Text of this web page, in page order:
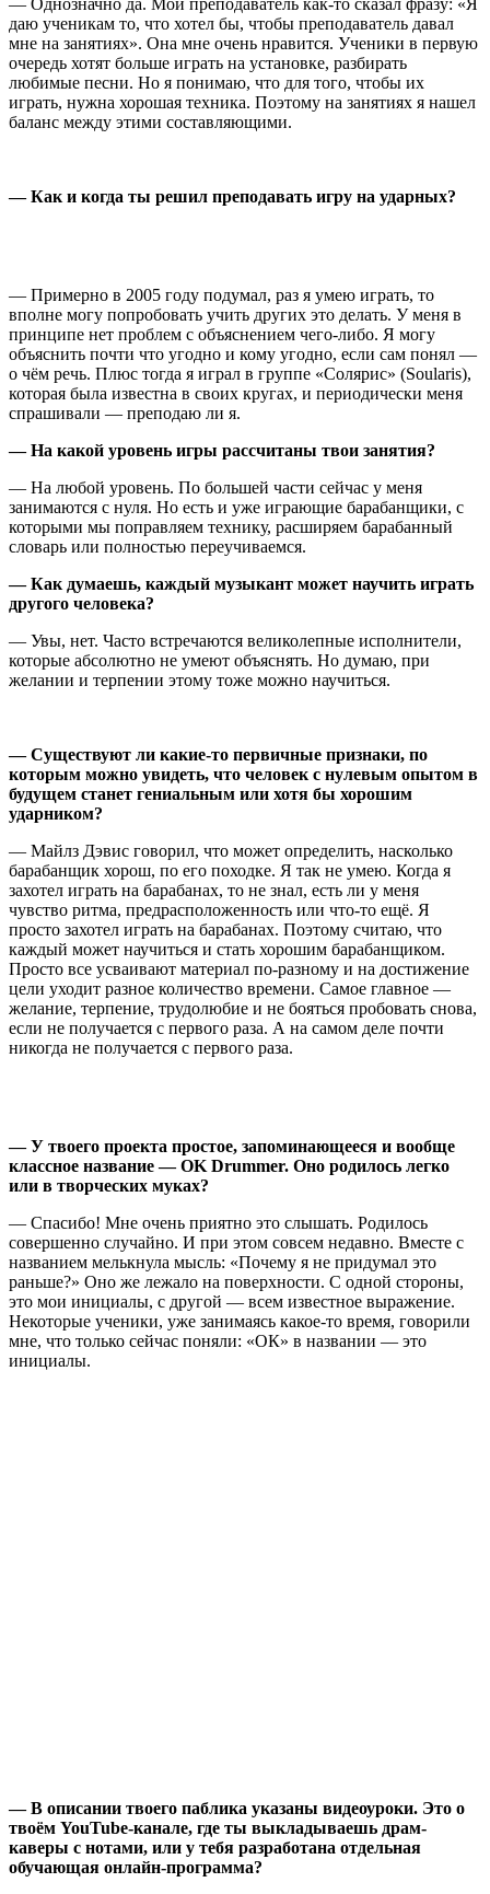
— Однозначно да. Мой преподаватель как-то сказал фразу: «Я
даю ученикам то, что хотел бы, чтобы преподаватель давал
мне на занятиях». Она мне очень нравится. Ученики в первую
очередь хотят больше играть на установке, разбирать
любимые песни. Но я понимаю, что для того, чтобы их
играть, нужна хорошая техника. Поэтому на занятиях я нашел
баланс между этими составляющими.
— Как и когда ты решил преподавать игру на ударных?
— Примерно в 2005 году подумал, раз я умею играть, то
вполне могу попробовать учить других это делать. У меня в
принципе нет проблем с объяснением чего-либо. Я могу
объяснить почти что угодно и кому угодно, если сам понял —
о чём речь. Плюс тогда я играл в группе «Солярис» (Soularis),
которая была известна в своих кругах, и периодически меня
спрашивали — преподаю ли я.
— На какой уровень игры рассчитаны твои занятия?
— На любой уровень. По большей части сейчас у меня
занимаются с нуля. Но есть и уже играющие барабанщики, с
которыми мы поправляем технику, расширяем барабанный
словарь или полностью переучиваемся.
— Как думаешь, каждый музыкант может научить играть
другого человека?
— Увы, нет. Часто встречаются великолепные исполнители,
которые абсолютно не умеют объяснять. Но думаю, при
желании и терпении этому тоже можно научиться.
— Существуют ли какие-то первичные признаки, по
которым можно увидеть, что человек с нулевым опытом в
будущем станет гениальным или хотя бы хорошим
ударником?
— Майлз Дэвис говорил, что может определить, насколько
барабанщик хорош, по его походке. Я так не умею. Когда я
захотел играть на барабанах, то не знал, есть ли у меня
чувство ритма, предрасположенность или что-то ещё. Я
просто захотел играть на барабанах. Поэтому считаю, что
каждый может научиться и стать хорошим барабанщиком.
Просто все усваивают материал по-разному и на достижение
цели уходит разное количество времени. Самое главное —
желание, терпение, трудолюбие и не бояться пробовать снова,
если не получается с первого раза. А на самом деле почти
никогда не получается с первого раза.
— У твоего проекта простое, запоминающееся и вообще
классное название — OK Drummer. Оно родилось легко
или в творческих муках?
— Спасибо! Мне очень приятно это слышать. Родилось
совершенно случайно. И при этом совсем недавно. Вместе с
названием мелькнула мысль: «Почему я не придумал это
раньше?» Оно же лежало на поверхности. С одной стороны,
это мои инициалы, с другой — всем известное выражение.
Некоторые ученики, уже занимаясь какое-то время, говорили
мне, что только сейчас поняли: «ОК» в названии — это
инициалы.
— В описании твоего паблика указаны видеоуроки. Это о
твоём YouTube-канале, где ты выкладываешь драм-
каверы с нотами, или у тебя разработана отдельная
обучающая онлайн-программа?